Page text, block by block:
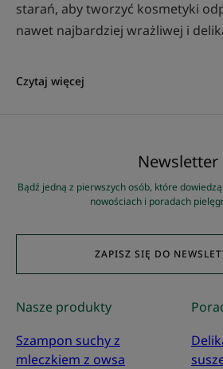
starań, aby tworzyć kosmetyki
nawet najbardziej wrażliwej i
Czytaj więcej
Newsletter
Bądź jedną z pierwszych osób, które
nowościach i poradach
ZAPISZ SIĘ DO
Nasze produkty
Szampon suchy z
mleczkiem z owsa